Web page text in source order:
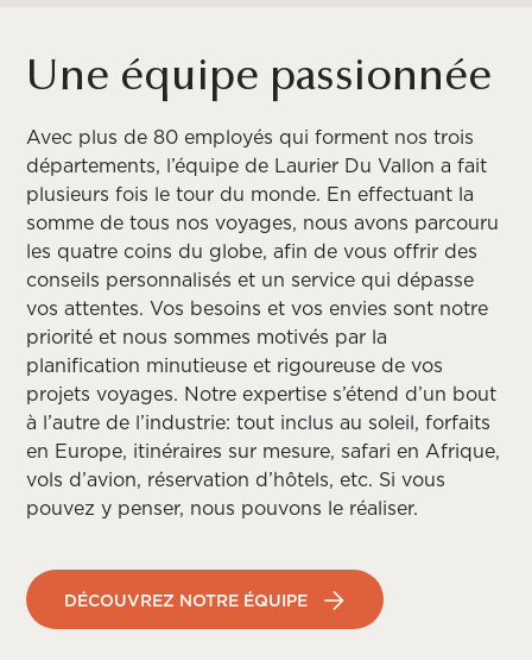
Une équipe passionnée
Avec plus de 80 employés qui forment nos trois
départements, l’équipe de Laurier Du Vallon a fait
plusieurs fois le tour du monde. En effectuant la
somme de tous nos voyages, nous avons parcouru
les quatre coins du globe, afin de vous offrir des
conseils personnalisés et un service qui dépasse
vos attentes. Vos besoins et vos envies sont notre
priorité et nous sommes motivés par la
planification minutieuse et rigoureuse de vos
projets voyages. Notre expertise s’étend d’un bout
à l’autre de l’industrie: tout inclus au soleil, forfaits
en Europe, itinéraires sur mesure, safari en Afrique,
vols d’avion, réservation d’hôtels, etc. Si vous
pouvez y penser, nous pouvons le réaliser.
DÉCOUVREZ NOTRE ÉQUIPE